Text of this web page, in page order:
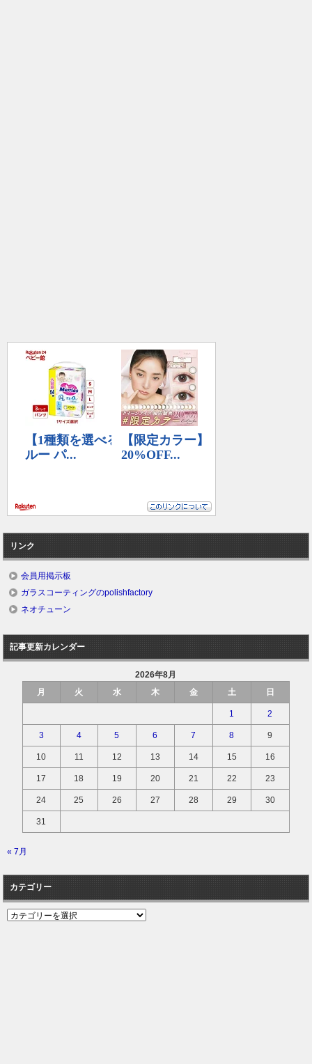
リンク
会員用掲示板
ガラスコーティングのpolishfactory
ネオチューン
記事更新カレンダー
2026年8月
月
火 水 木 金 土 日
1 2
3 4 5 6 7 8 9
10 11 12 13 14 15 16
17 18 19 20 21 22 23
24 25 26 27 28 29 30
31
« 7月
カテゴリー
カ